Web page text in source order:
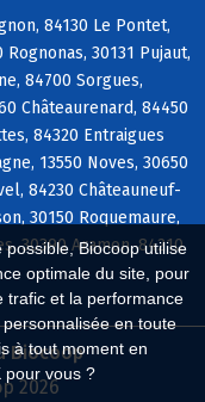
Biocoop utilise
optimale du site, pour
trafic et la performance
en toute
à tout moment en
pour vous ?
84130 Le Pontet,
30131 Pujaut,
84700 Sorgues,
Châteaurenard, 84450
84320 Entraigues
13550 Noves, 30650
84230 Châteauneuf-
30150 Roquemaure,
30390 Aramon, 84210
Biocoop
2026